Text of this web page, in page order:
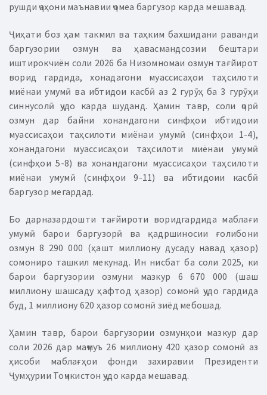
рушди ҷаҳони маънавии ҷомеа баргузор карда мешавад.
Ҷиҳати боз ҳам такмил ва таҳким бахшидани раванди
баргузории озмун ва ҳавасмандсозии бештари
иштирокчиён соли 2026 ба Низомномаи озмун тағйирот
ворид гардида, хонадагони муассисаҳои таҳсилоти
миёнаи умумӣ ва ибтидои касбӣ аз 2 гурӯҳ ба 3 гурӯҳи
синнусолӣ ҷудо карда шуданд. Ҳамин тавр, соли ҷорӣ
озмун дар байни хонандагони синфҳои ибтидоии
муассисаҳои таҳсилоти миёнаи умумӣ (синфҳои 1-4),
хонандагони муассисаҳои таҳсилоти миёнаи умумӣ
(синфҳои 5-8) ва хонандагони муассисаҳои таҳсилоти
миёнаи умумӣ (синфҳои 9-11) ва ибтидоии касбӣ
баргузор мегардад.
Бо дарназардошти тағйироти воридгардида маблағи
умумӣ барои баргузорӣ ва қадршиносии ғолибони
озмун 8 290 000 (ҳашт миллиону дусаду навад ҳазор)
сомониро ташкил мекунад. Ин нисбат ба соли 2025, ки
барои баргузории озмуни мазкур 6 670 000 (шаш
миллиону шашсаду ҳафтод ҳазор) сомонӣ ҷудо гардида
буд, 1 миллиону 620 ҳазор сомонӣ зиёд мебошад.
Ҳамин тавр, барои баргузории озмунҳои мазкур дар
соли 2026 дар маҷмуъ 26 миллиону 420 ҳазор сомонӣ аз
ҳисоби маблағҳои фонди захиравии Президенти
Ҷумҳурии Тоҷикистон ҷудо карда мешавад.